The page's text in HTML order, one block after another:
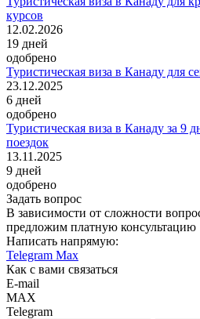
курсов
12.02.2026
19 дней
одобрено
Туристическая виза в Канаду для
23.12.2025
6 дней
одобрено
Туристическая виза в Канаду за 9
поездок
13.11.2025
9 дней
одобрено
Задать вопрос
В зависимости от сложности
предложим платную консультацию
Написать напрямую:
Telegram Max
Как с вами связаться
E-mail
MAX
Telegram